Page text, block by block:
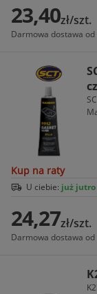
23,40zł/szt.
Darmowa dostawa od
Kup na raty
U ciebie: już jutro
24,27zł/szt.
Darmowa dostawa od